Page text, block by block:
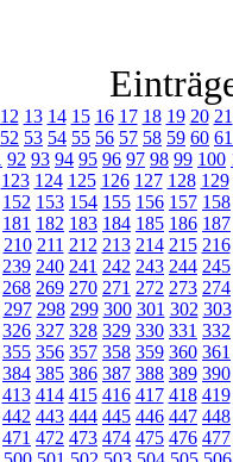
12 13 14 15 16 17 18 19 20 21
52 53 54 55 56 57 58 59 60 61
92 93 94 95 96 97 98 99 100
123 124 125 126 127 128 129
152 153 154 155 156 157 158
181 182 183 184 185 186 187
210 211 212 213 214 215 216
239 240 241 242 243 244 245
268 269 270 271 272 273 274
297 298 299 300 301 302 303
326 327 328 329 330 331 332
355 356 357 358 359 360 361
384 385 386 387 388 389 390
413 414 415 416 417 418 419
442 443 444 445 446 447 448
471 472 473 474 475 476 477